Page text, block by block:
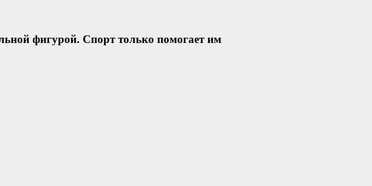
фигурой. Спорт только помогает им